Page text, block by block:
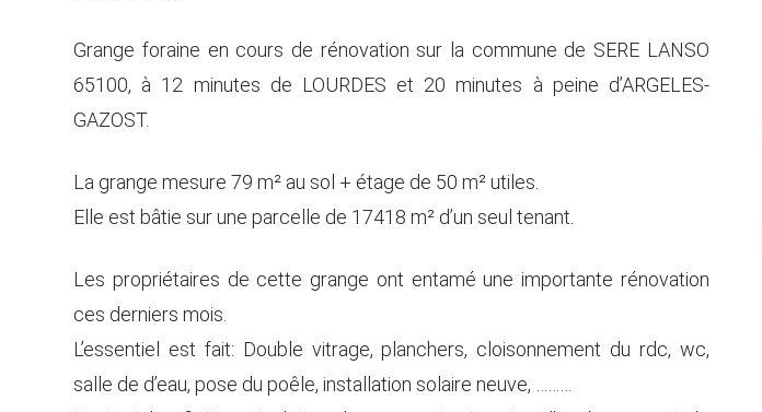
Grange foraine en cours de rénovation sur la commune de SERE LANSO
65100, à 12 minutes de LOURDES et 20 minutes à peine d’ARGELES-
GAZOST.
La grange mesure 79 m² au sol + étage de 50 m² utiles.
Elle est bâtie sur une parcelle de 17418 m² d’un seul tenant.
Les propriétaires de cette grange ont entamé une importante rénovation
ces derniers mois.
L’essentiel est fait: Double vitrage, planchers, cloisonnement du rdc, wc,
salle de d’eau, pose du poêle, installation solaire neuve, ………